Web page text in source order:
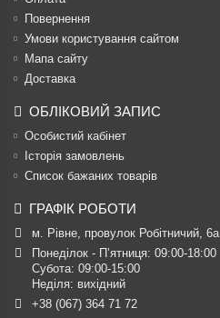
Повернення
Умови користування сайтом
Мапа сайту
Доставка
ОБЛІКОВИЙ ЗАПИС
Особистий кабінет
Історія замовлень
Список бажаних товарів
ГРАФІК РОБОТИ
м. Рівне, провулок Робітничий, 6а
Понеділок - П’ятниця: 09:00-18:00
Субота: 09:00-15:00
Неділя: вихідний
+38 (067) 364 71 72